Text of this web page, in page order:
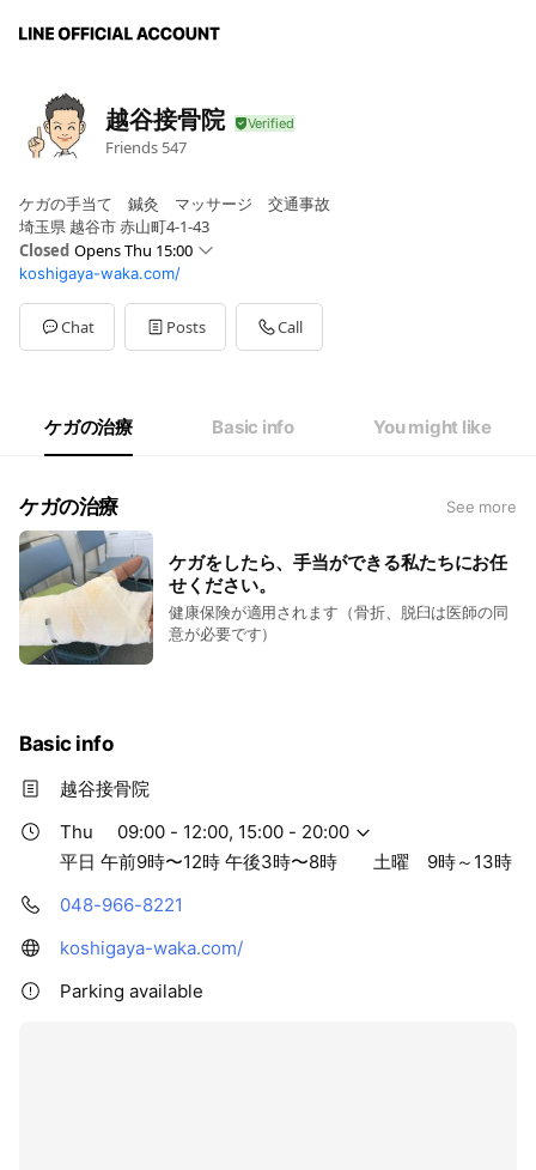
越谷接骨院
Friends 547
ケガの手当て 鍼灸 マッサージ 交通事故
埼玉県 越谷市 赤山町4-1-43
Closed Opens Thu 15:00
SunClosed
Mon09:00 - 12:00,15:00 - 20:00
Tue09:00 - 12:00,15:00 - 20:00
Wed09:00 - 12:00,15:00 - 20:00
09:00 - 13:00
平日 午前9時〜12時 午後3時〜8時 土曜 9時～13時
koshigaya-waka.com/
Chat Posts Call
ケガの治療 Basic info You might like
ケガの治療 See more
ケガをしたら、手当ができる私たちにお任
せください。
健康保険が適用されます（骨折、脱臼は医師の同
意が必要です）
Basic info
越谷接骨院
Thu
09:00 - 12:00, 15:00 - 20:00
平日 午前9時〜12時 午後3時〜8時 土曜 9時～13時
048-966-8221
koshigaya-waka.com/
Parking available